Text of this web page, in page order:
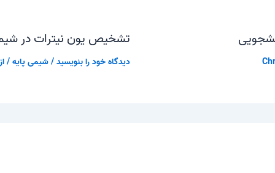
تشخیص یون نیترات در
دیدگاه‌ خود را بنویسید/شیمی پایه/